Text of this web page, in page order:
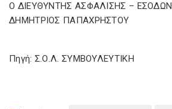
Ο ΔΙΕΥΘΥΝΤΗΣ ΑΣΦΑΛΙΣΗΣ – ΕΣΟΔΩΝ
ΔΗΜΗΤΡΙΟΣ ΠΑΠΑΧΡΗΣΤΟΥ
Πηγή: Σ.Ο.Λ. ΣΥΜΒΟΥΛΕΥΤΙΚΗ